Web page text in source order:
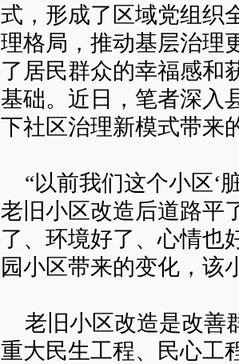
式，形成了区域党组织
理格局，推动基层治理
了居民群众的幸福感和
基础。近日，笔者深入
下社区治理新模式带来
“以前我们这个小区‘
老旧小区改造后道路平
了、环境好了、心情也
园小区带来的变化，该
老旧小区改造是改善
重大民生工程、民心工